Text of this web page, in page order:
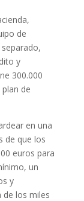
de
y
300.000
de
en una
de que los
euros para
un
y
de los miles